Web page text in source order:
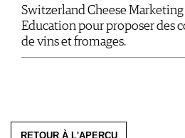
Switzerland Cheese Marketing
Education pour proposer des
de vins et fromages.
RETOUR À L'APERÇU